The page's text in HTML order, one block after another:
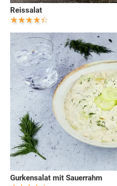
Reissalat
Gurkensalat mit Sauerrahm